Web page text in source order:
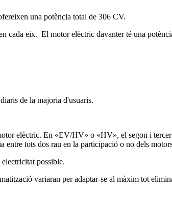
una potència total de 306 CV.
cada eix. El motor elèctric davanter té una
de la majoria d'usuaris.
elèctric. En «EV/HV» o «HV», el segon i
entre tots dos rau en la participació o no dels
possible.
variaran per adaptar-se al màxim tot